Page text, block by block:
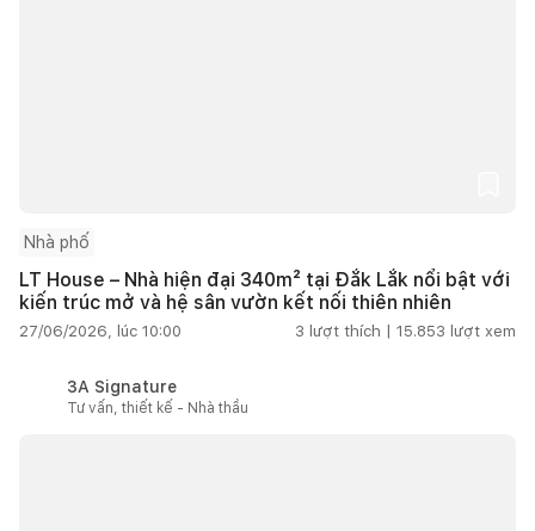
Nhà phố
LT House – Nhà hiện đại 340m² tại Đắk Lắk nổi bật với
kiến trúc mở và hệ sân vườn kết nối thiên nhiên
27/06/2026, lúc 10:00 3 lượt thích | 15.853 lượt xem
3A Signature
Tư vấn, thiết kế - Nhà thầu